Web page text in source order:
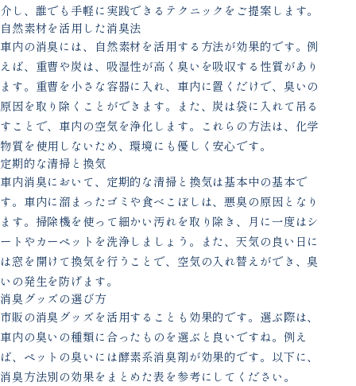
介し、誰でも手軽に実践できるテクニックをご提案します。
自然素材を活用した消臭法
車内の消臭には、自然素材を活用する方法が効果的です。例
えば、重曹や炭は、吸湿性が高く臭いを吸収する性質があり
ます。重曹を小さな容器に入れ、車内に置くだけで、臭いの
原因を取り除くことができます。また、炭は袋に入れて吊る
すことで、車内の空気を浄化します。これらの方法は、化学
物質を使用しないため、環境にも優しく安心です。
定期的な清掃と換気
車内消臭において、定期的な清掃と換気は基本中の基本で
す。車内に溜まったゴミや食べこぼしは、悪臭の原因となり
ます。掃除機を使って細かい汚れを取り除き、月に一度はシ
ートやカーペットを洗浄しましょう。また、天気の良い日に
は窓を開けて換気を行うことで、空気の入れ替えができ、臭
いの発生を防げます。
消臭グッズの選び方
市販の消臭グッズを活用することも効果的です。選ぶ際は、
車内の臭いの種類に合ったものを選ぶと良いですね。例え
ば、ペットの臭いには酵素系消臭剤が効果的です。以下に、
消臭方法別の効果をまとめた表を参考にしてください。